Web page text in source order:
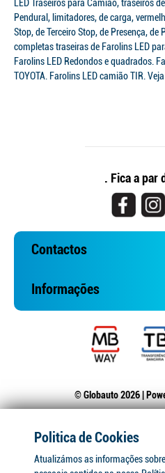
LED Traseiros para Camião, traseiros
Pendural, limitadores, de carga,
Stop, de Terceiro Stop, de Presença,
completas traseiras de Farolins LED
Farolins LED Redondos e quadrados.
TOYOTA. Farolins LED camião TIR.
. Fica a par
Contactos
Informações
© Globauto 2026 |
Politica de Cookies
Atualizámos as informações